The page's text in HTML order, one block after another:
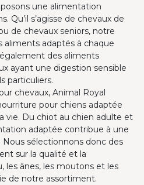
une alimentation
Qu’il s’agisse de chevaux de
de chevaux seniors, notre
adaptés à chaque
des aliments
ayant une digestion sensible
particuliers.
chevaux, Animal Royal
pour chiens adaptée
vie. Du chiot au chien adulte et
adaptée contribue à une
sélectionnons donc des
sur la qualité et la
les ânes, les moutons et les
de notre assortiment.